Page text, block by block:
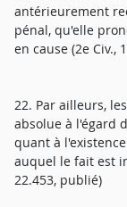
antérieurement
pénal, qu'elle
en cause (2e Civ.,
22. Par ailleurs,
absolue à l'égard
quant à
auquel le fait est
22.453, publié)